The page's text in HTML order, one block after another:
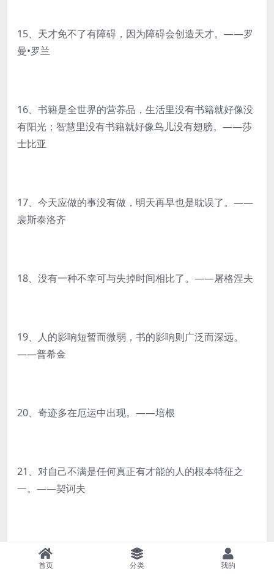
15、天才免不了有障碍，因为障碍会创造天才。——罗
曼•罗兰
16、书籍是全世界的营养品，生活里没有书籍就好像没
有阳光；智慧里没有书籍就好像鸟儿没有翅膀。——莎
士比亚
17、今天应做的事没有做，明天再早也是耽误了。——
裴斯泰洛齐
18、没有一种不幸可与失掉时间相比了。——屠格涅夫
19、人的影响短暂而微弱，书的影响则广泛而深远。
——普希金
20、奇迹多在厄运中出现。——培根
21、对自己不满是任何真正有才能的人的根本特征之
一。——契诃夫
22、金钱这种东西，只要能解决个人的生活就行，若是
过多了，它会成为遏制人类才能的祸害。——诺贝尔
首页 分类 我的